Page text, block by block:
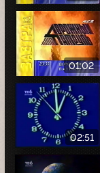
01:02
02:51